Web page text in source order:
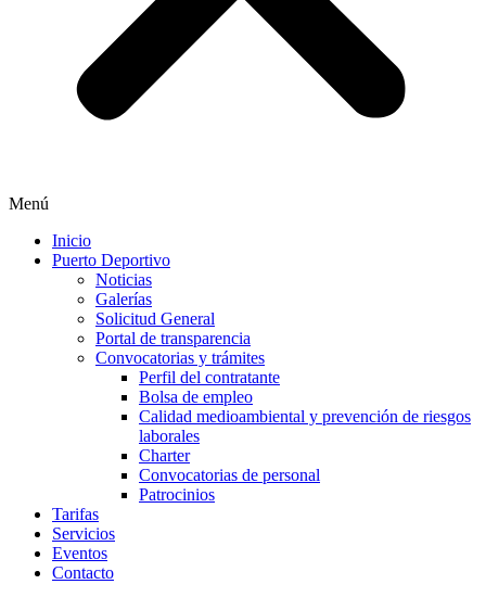
Menú
Inicio
Puerto Deportivo
Noticias
Galerías
Solicitud General
Portal de transparencia
Convocatorias y trámites
Perfil del contratante
Bolsa de empleo
Calidad medioambiental y prevención de riesgos
laborales
Charter
Convocatorias de personal
Patrocinios
Tarifas
Servicios
Eventos
Contacto